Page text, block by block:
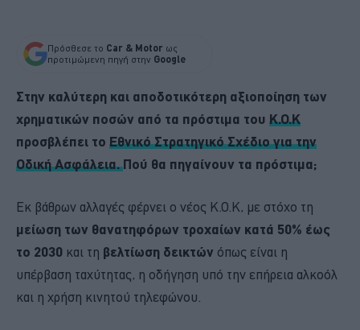
Πρόσθεσε το Car & Motor ως
προτιμώμενη πηγή στην Google
Στην καλύτερη και αποδοτικότερη αξιοποίηση των
χρηματικών ποσών από τα πρόστιμα του Κ.Ο.Κ
προσβλέπει το Εθνικό Στρατηγικό Σχέδιο για την
Οδική Ασφάλεια.Πού θα πηγαίνουν τα πρόστιμα;
Εκ βάθρων αλλαγές φέρνει ο νέος Κ.Ο.Κ, με στόχο τη
μείωση των θανατηφόρων τροχαίων κατά 50% έως
το 2030 και τη βελτίωση δεικτών όπως είναι η
υπέρβαση ταχύτητας, η οδήγηση υπό την επήρεια αλκοόλ
και η χρήση κινητού τηλεφώνου.